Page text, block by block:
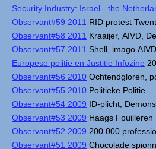
Security Industry: Israel - the
Observant#59 2011 RID protest
Observant#58 2011 Kraaijer, AIVD,
Observant#57 2011 Shell, imago
Europese politie en Justitie Infozine
Observant#56 2010 Ochtendgloren,
Observant#55 2010 Politieke Politie
Observant#54 2009 ID-plicht,
Observant#53 2009 Haags Fouilleren
Observant#52 2009 200.000
Observant#51 2009 Chocolade